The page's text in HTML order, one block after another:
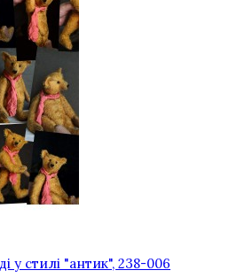
у стилі "антик", 238-006